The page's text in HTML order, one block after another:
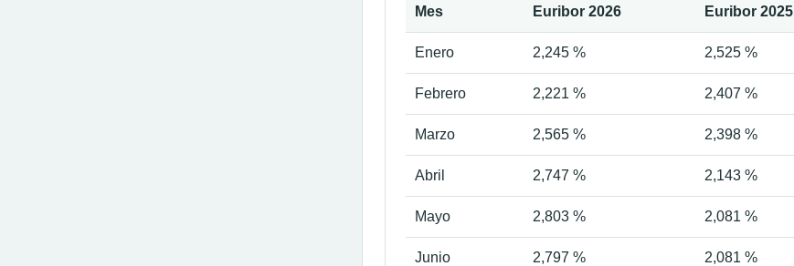
Mes Euribor 2026 Euribor 2025
Enero 2,245 % 2,525 %
Febrero 2,221 % 2,407 %
Marzo 2,565 % 2,398 %
Abril 2,747 % 2,143 %
Mayo 2,803 % 2,081 %
Junio 2,797 % 2,081 %